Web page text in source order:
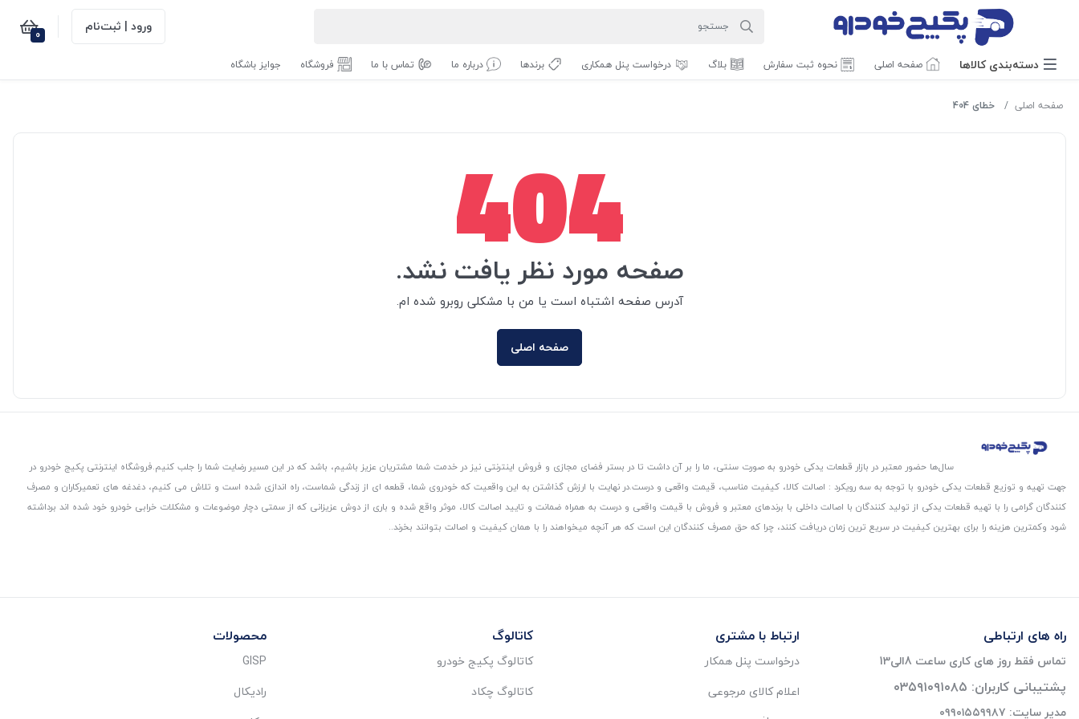
ورود | ثبت‌نام 0
دسته‌بندی‌ کالاها صفحه اصلی نحوه ثبت سفارش بلاگ درخواست پنل همکاری برندها درباره ما تماس با ما فروشگاه جوایز باشگاه
صفحه اصلی خطای 404
404
صفحه مورد نظر یافت نشد.
آدرس صفحه اشتباه است یا من با مشکلی روبرو شده ام.
صفحه اصلی
سال‌ها حضور معتبر در بازار قطعات یدکی خودرو به صورت سنتی، ما را بر آن داشت تا در بستر فضای مجازی و فروش اینترنتی نیز در خدمت شما مشتریان عزیز باشیم، باشد که در این مسیر رضایت شما را جلب کنیم.فروشگاه اینترنتی پکیج خودرو در
جهت تهیه و توزیع قطعات یدکی خودرو با توجه به سه رویکرد : اصالت کالا، کیفیت مناسب، قیمت واقعی و درست.در نهایت با ارزش گذاشتن به این واقعیت که خودروی شما، قطعه ای از زندگی شماست، راه اندازی شده است و تلاش می کنیم، دغدغه های تعمیرکاران و مصرف
کنندگان گرامی را با تهیه قطعات یدکی از تولید کنندگان با اصالت داخلی با برندهای معتبر و فروش با قیمت واقعی و درست به همراه ضمانت و تایید اصالت کالا، موثر واقع شده و باری از دوش عزیزانی که از سمتی دچار موضوعات و مشکلات خرابی خودرو خود شده اند برداشته
شود و‌کمترین هزینه را برای بهترین کیفیت در سریع ترین زمان دریافت کنند، چرا که حق مصرف کنندگان این است که هر آنچه میخواهند را با همان کیفیت و اصالت بتوانند بخرند..
راه های ارتباطی
تماس فقط روز های کاری ساعت 8الی13
پشتیبانی کاربران: ۰۳۵۹۱۰۹۱۰۸۵
مدیر سایت: ۰۹۹۰۱۵۵۹۹۸۷
ارتباط با مشتری
درخواست پنل همکار
اعلام کالای مرجوعی
کاتالوگ
کاتالوگ پکیج خودرو
کاتالوگ چکاد
محصولات
GISP
رادیکال